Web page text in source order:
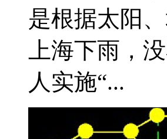
是根据太阳
上海下雨，
人实施“...